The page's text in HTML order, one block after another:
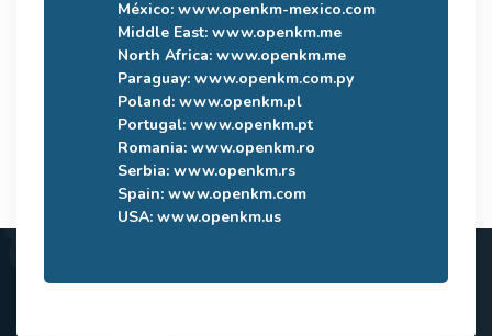
México: www.openkm-mexico.com
Middle East: www.openkm.me
North Africa: www.openkm.me
Paraguay: www.openkm.com.py
Poland: www.openkm.pl
Portugal: www.openkm.pt
Romania: www.openkm.ro
Serbia: www.openkm.rs
Spain: www.openkm.com
USA: www.openkm.us